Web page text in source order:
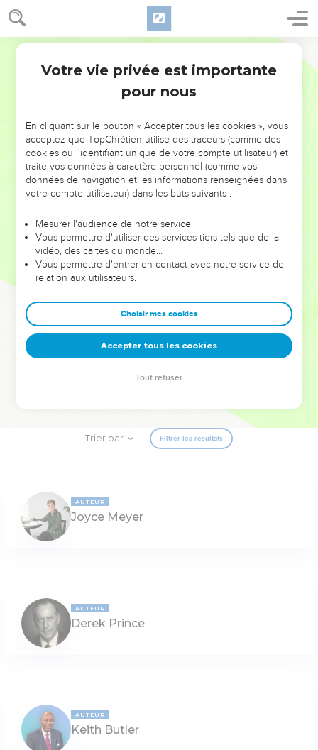
NE MANQUEZ PAS L’ÉVÉNEMENT
DE L’ANNÉE !
ET SI LEURS ERREURS POUVAIENT VOUS ÉVITER LES
VOTRES ?
leur foi ou leur vision. Mais on voit moins les doutes, les erreurs
et les saisons difficiles qu'ils ont traversés, alors même que ce
sont elles qui les ont façonnés.
Dans cette conférence, leaders, entrepreneurs, et responsables
clés pour avancer avec plus de sagesse afin que leurs erreurs
deviennent vos tremplins. Que vous guidiez un ministère, une
équipe, un groupe ou une famille, leur expérience est faite
pour vous.
Trier par Filtrer les résultats
AUTEUR
Joyce Meyer
AUTEUR
Derek Prince
AUTEUR
Keith Butler
Votre vie privée est importante
pour nous
En cliquant sur le bouton « Accepter tous les cookies », vous
acceptez que TopChrétien utilise des traceurs (comme des
cookies ou l'identifiant unique de votre compte utilisateur) et
traite vos données à caractère personnel (comme vos
données de navigation et les informations renseignées dans
votre compte utilisateur) dans les buts suivants :
Mesurer l'audience de notre service
Vous permettre d'utiliser des services tiers tels que de la
vidéo, des cartes du monde…
Vous permettre d'entrer en contact avec notre service de
relation aux utilisateurs.
Choisir mes cookies
Accepter tous les cookies
Tout refuser